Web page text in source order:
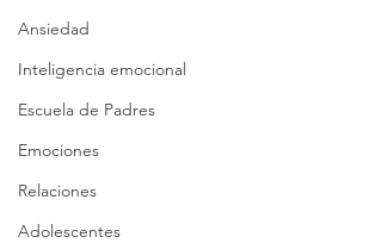
Ansiedad
Inteligencia emocional
Escuela de Padres
Emociones
Relaciones
Adolescentes